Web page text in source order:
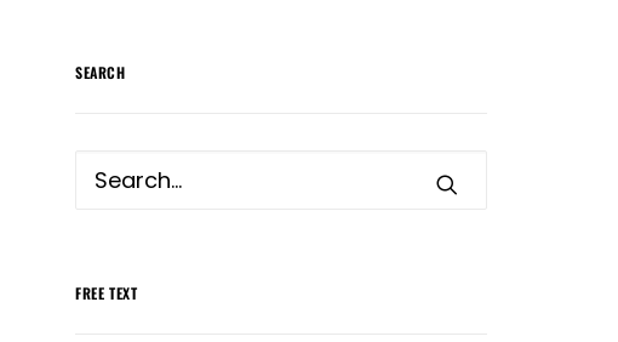
SEARCH
FREE TEXT